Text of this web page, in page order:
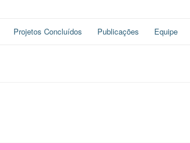
Projetos Concluídos Publicações Equipe